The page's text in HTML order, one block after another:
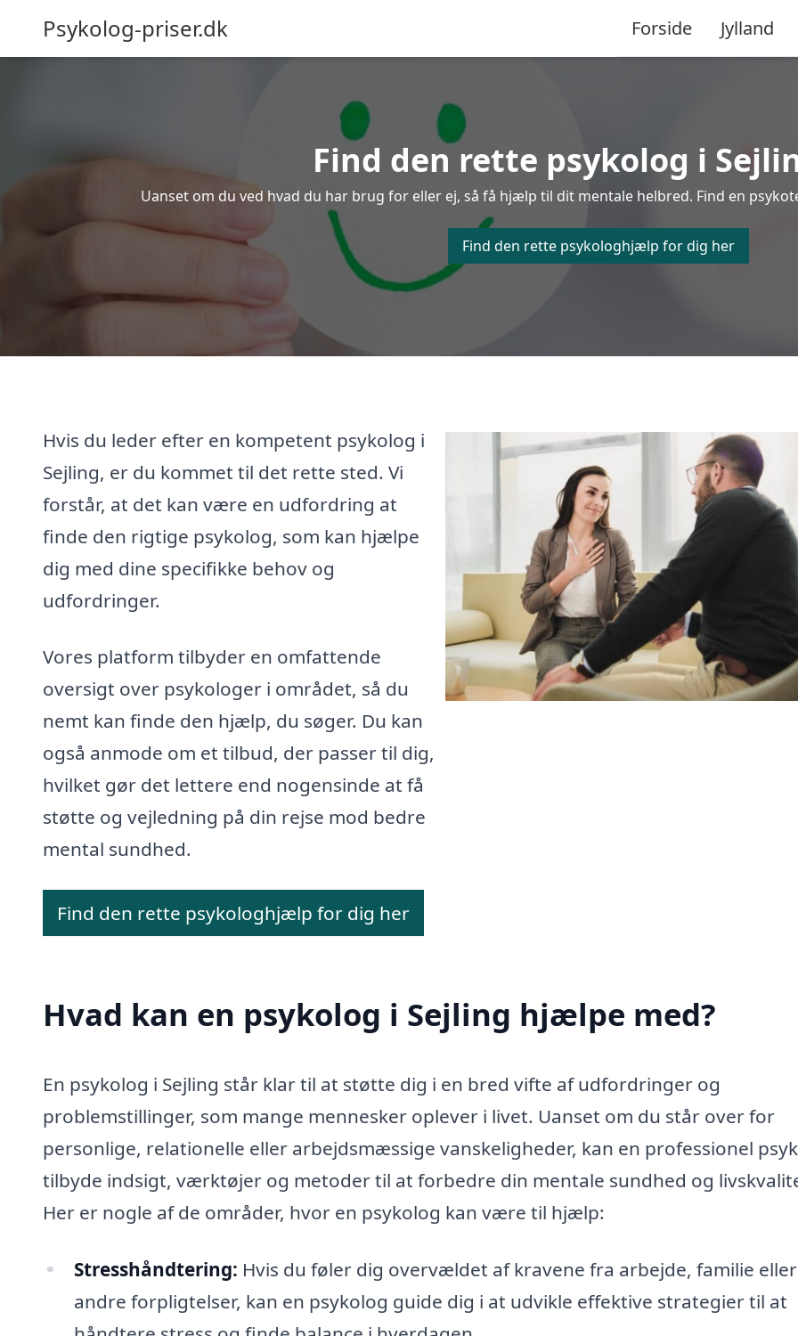
Psykolog-priser.dk Forside Jylland
Find den rette psykolog i
Uanset om du ved hvad du har brug for eller ej, så få hjælp til dit mentale helbred. Find en
Find den rette psykologhjælp for dig her
Hvis du leder efter en kompetent psykolog i
Sejling, er du kommet til det rette sted. Vi
forstår, at det kan være en udfordring at
finde den rigtige psykolog, som kan hjælpe
dig med dine specifikke behov og
udfordringer.
Vores platform tilbyder en omfattende
oversigt over psykologer i området, så du
nemt kan finde den hjælp, du søger. Du kan
også anmode om et tilbud, der passer til dig,
hvilket gør det lettere end nogensinde at få
støtte og vejledning på din rejse mod bedre
mental sundhed.
Find den rette psykologhjælp for dig her
Hvad kan en psykolog i Sejling hjælpe med?
En psykolog i Sejling står klar til at støtte dig i en bred vifte af udfordringer og
problemstillinger, som mange mennesker oplever i livet. Uanset om du står over for
personlige, relationelle eller arbejdsmæssige vanskeligheder, kan en professionel
tilbyde indsigt, værktøjer og metoder til at forbedre din mentale sundhed og
Her er nogle af de områder, hvor en psykolog kan være til hjælp:
Stresshåndtering: Hvis du føler dig overvældet af kravene fra arbejde, familie eller
andre forpligtelser, kan en psykolog guide dig i at udvikle effektive strategier til at